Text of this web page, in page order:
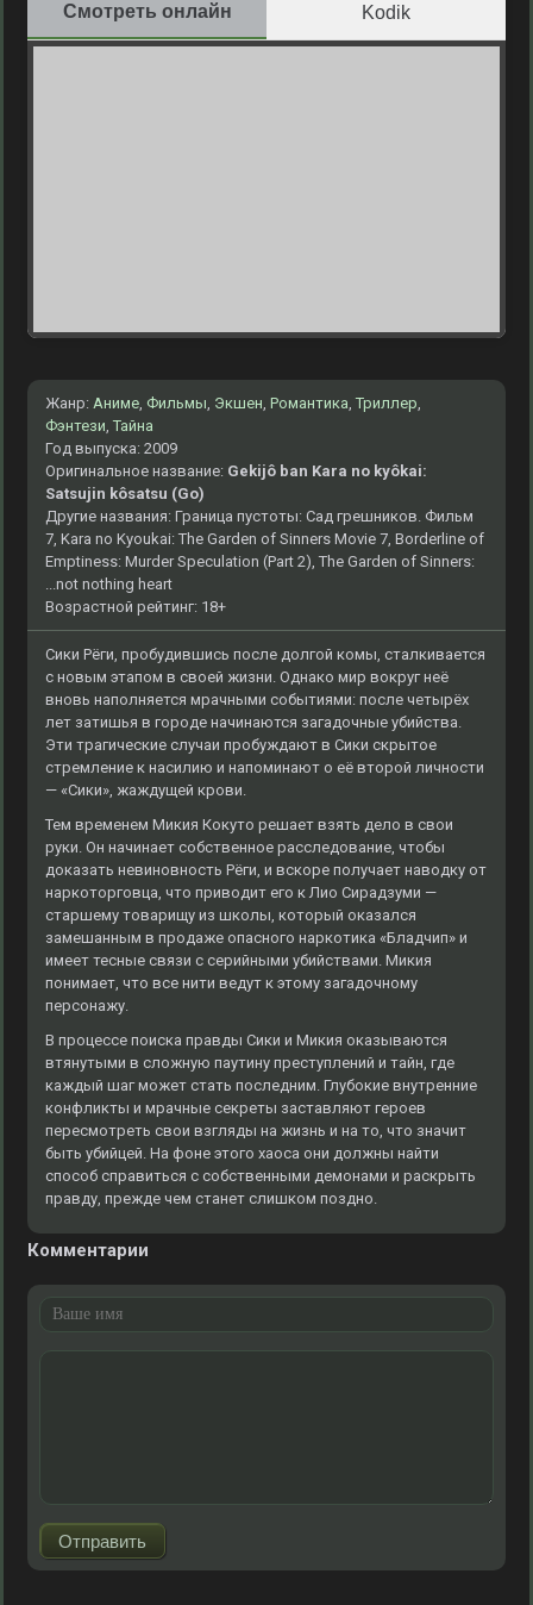
Смотреть онлайн Kodik
Жанр: Аниме, Фильмы, Экшен, Романтика, Триллер,
Фэнтези, Тайна
Год выпуска: 2009
Оригинальное название: Gekijô ban Kara no kyôkai:
Satsujin kôsatsu (Go)
Другие названия: Граница пустоты: Сад грешников. Фильм
7, Kara no Kyoukai: The Garden of Sinners Movie 7, Borderline of
Emptiness: Murder Speculation (Part 2), The Garden of Sinners:
...not nothing heart
Возрастной рейтинг: 18+
Сики Рёги, пробудившись после долгой комы, сталкивается
с новым этапом в своей жизни. Однако мир вокруг неё
вновь наполняется мрачными событиями: после четырёх
лет затишья в городе начинаются загадочные убийства.
Эти трагические случаи пробуждают в Сики скрытое
стремление к насилию и напоминают о её второй личности
— «Сики», жаждущей крови.
Тем временем Микия Кокуто решает взять дело в свои
руки. Он начинает собственное расследование, чтобы
доказать невиновность Рёги, и вскоре получает наводку от
наркоторговца, что приводит его к Лио Сирадзуми —
старшему товарищу из школы, который оказался
замешанным в продаже опасного наркотика «Бладчип» и
имеет тесные связи с серийными убийствами. Микия
понимает, что все нити ведут к этому загадочному
персонажу.
В процессе поиска правды Сики и Микия оказываются
втянутыми в сложную паутину преступлений и тайн, где
каждый шаг может стать последним. Глубокие внутренние
конфликты и мрачные секреты заставляют героев
пересмотреть свои взгляды на жизнь и на то, что значит
быть убийцей. На фоне этого хаоса они должны найти
способ справиться с собственными демонами и раскрыть
правду, прежде чем станет слишком поздно.
Комментарии